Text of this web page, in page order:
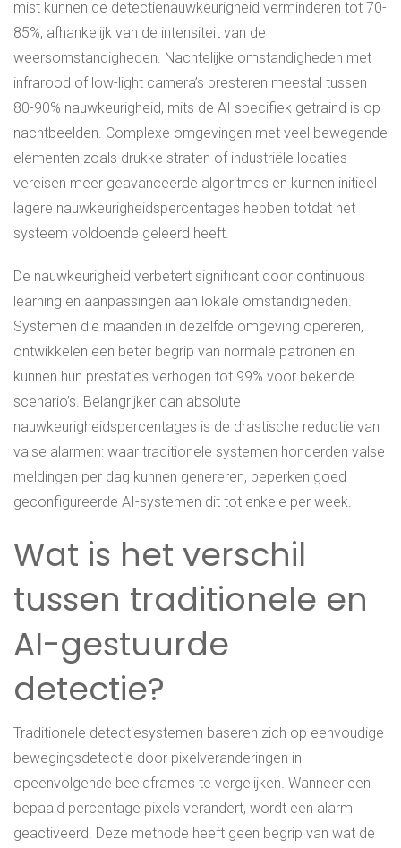
mist kunnen de detectienauwkeurigheid verminderen tot 70-
85%, afhankelijk van de intensiteit van de
weersomstandigheden. Nachtelijke omstandigheden met
infrarood of low-light camera’s presteren meestal tussen
80-90% nauwkeurigheid, mits de AI specifiek getraind is op
nachtbeelden. Complexe omgevingen met veel bewegende
elementen zoals drukke straten of industriële locaties
vereisen meer geavanceerde algoritmes en kunnen initieel
lagere nauwkeurigheidspercentages hebben totdat het
systeem voldoende geleerd heeft.
De nauwkeurigheid verbetert significant door continuous
learning en aanpassingen aan lokale omstandigheden.
Systemen die maanden in dezelfde omgeving opereren,
ontwikkelen een beter begrip van normale patronen en
kunnen hun prestaties verhogen tot 99% voor bekende
scenario’s. Belangrijker dan absolute
nauwkeurigheidspercentages is de drastische reductie van
valse alarmen: waar traditionele systemen honderden valse
meldingen per dag kunnen genereren, beperken goed
geconfigureerde AI-systemen dit tot enkele per week.
Wat is het verschil
tussen traditionele en
AI-gestuurde
detectie?
Traditionele detectiesystemen baseren zich op eenvoudige
bewegingsdetectie door pixelveranderingen in
opeenvolgende beeldframes te vergelijken. Wanneer een
bepaald percentage pixels verandert, wordt een alarm
geactiveerd. Deze methode heeft geen begrip van wat de